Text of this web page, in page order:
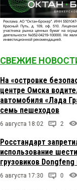
СВЕЖИЕ
На «островке
центре Омска
автомобиля «Лада
семь пешеходов
6 августа 18:02 2
Росстандарт
использование
грузовиков
6 августа 17:30 0